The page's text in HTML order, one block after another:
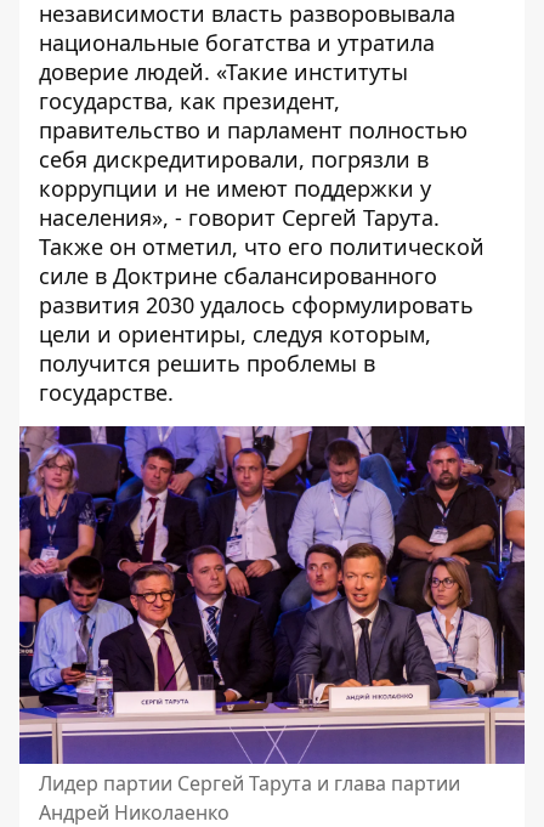
независимости власть разворовывала
национальные богатства и утратила
доверие людей. «Такие институты
государства, как президент,
правительство и парламент полностью
себя дискредитировали, погрязли в
коррупции и не имеют поддержки у
населения», - говорит Сергей Тарута.
Также он отметил, что его политической
силе в Доктрине сбалансированного
развития 2030 удалось сформулировать
цели и ориентиры, следуя которым,
получится решить проблемы в
государстве.
Лидер партии Сергей Тарута и глава партии
Андрей Николаенко